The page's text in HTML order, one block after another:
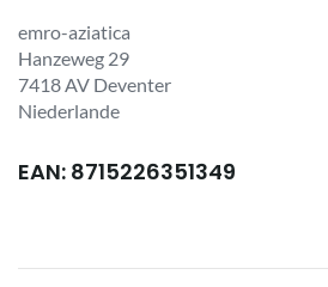
emro-aziatica
Hanzeweg 29
7418 AV Deventer
Niederlande
EAN: 8715226351349